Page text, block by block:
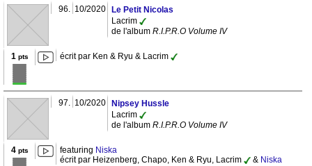
96. 10/2020
Le Petit Nicolas
Lacrim
de l'album R.I.P.R.O Volume IV
1 pts écrit par Ken & Ryu & Lacrim
97. 10/2020
Nipsey Hussle
Lacrim
de l'album R.I.P.R.O Volume IV
4pts featuring Niska
écrit par Heizenberg, Chapo, Ken & Ryu, Lacrim
& Niska